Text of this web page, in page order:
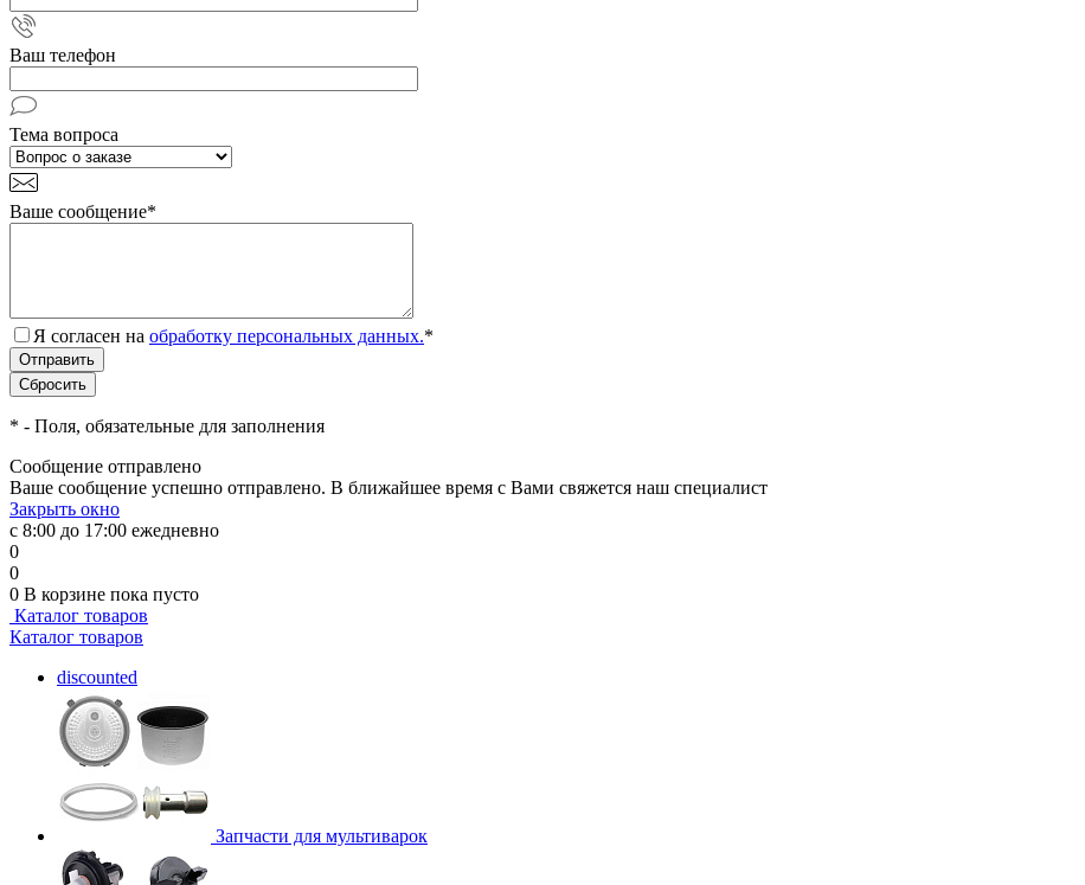
Ваш телефон
Тема вопроса
Ваше сообщение*
Я согласен на обработку персональных данных.*
* - Поля, обязательные для заполнения
Сообщение отправлено
Ваше сообщение успешно отправлено. В ближайшее время с Вами свяжется наш специалист
Закрыть окно
с 8:00 до 17:00 ежедневно
0
0
0 В корзине пока пусто
Каталог товаров
Каталог товаров
discounted
Запчасти для мультиварок